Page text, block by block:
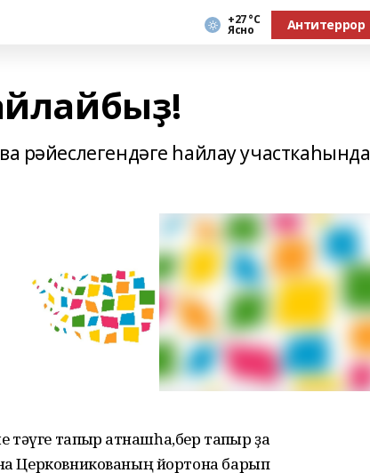
+27 °С
Ясно Антитеррор
рәйеслегендәге һайлау участкаһында
тапҡыр ҡатнашһа,бер тапҡыр ҙа
Церковникованың йортона барып